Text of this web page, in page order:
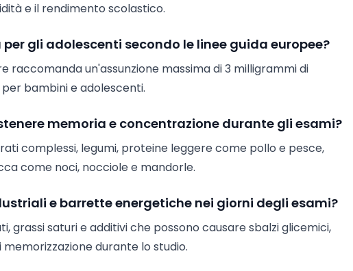
e il rendimento scolastico.
gli adolescenti secondo le linee guida europee?
raccomanda un'assunzione massima di 3 milligrammi di
bambini e adolescenti.
memoria e concentrazione durante gli esami?
complessi, legumi, proteine leggere come pollo e pesce,
come noci, nocciole e mandorle.
e barrette energetiche nei giorni degli esami?
grassi saturi e additivi che possono causare sbalzi glicemici,
durante lo studio.